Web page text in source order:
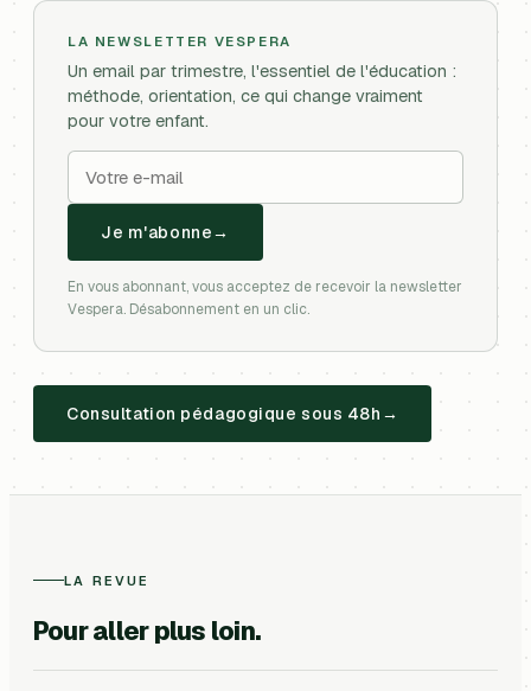
LA NEWSLETTER VESPERA
Un email par trimestre, l'essentiel de l'éducation :
méthode, orientation, ce qui change vraiment
pour votre enfant.
Je m'abonne
En vous abonnant, vous acceptez de recevoir la newsletter
Vespera. Désabonnement en un clic.
Consultation pédagogique sous 48h
LA REVUE
Pour aller plus loin.